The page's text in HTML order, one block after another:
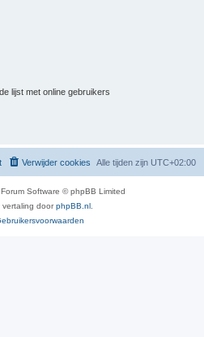
lijst met online gebruikers
Alle tijden zijn UTC+02:00
Verwijder cookies
Software © phpBB Limited
vertaling doorphpBB.nl.